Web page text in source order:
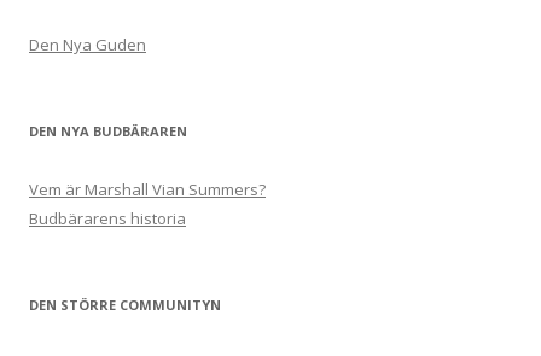
Den Nya Guden
DEN NYA BUDBÄRAREN
Vem är Marshall Vian Summers?
Budbärarens historia
DEN STÖRRE COMMUNITYN